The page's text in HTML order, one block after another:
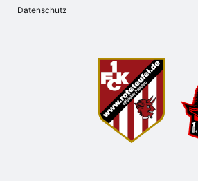
Datenschutz